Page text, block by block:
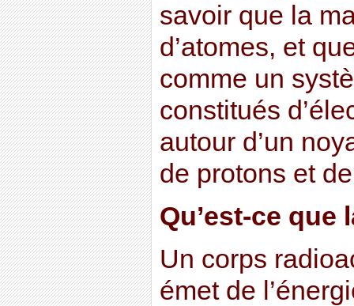
savoir que la
d’atomes, et
comme un
constitués
autour d’un
de protons et
Qu’est-ce que
Un corps
émet de